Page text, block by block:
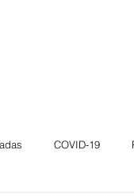
COVID-19